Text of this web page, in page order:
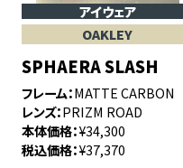
アイウェア
OAKLEY
SPHAERA SLASH
フレーム MATTE CARBON
レンズ PRIZM ROAD
本体価格 ¥34,300
税込価格 ¥37,370